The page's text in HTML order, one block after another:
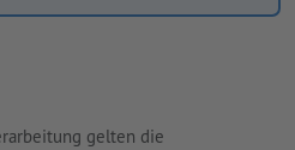
gelten die